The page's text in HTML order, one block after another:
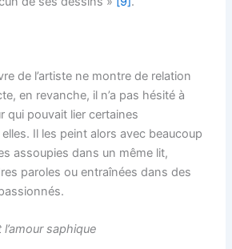
de l’artiste ne montre de relation
en revanche, il n’a pas hésité à
qui pouvait lier certaines
Il les peint alors avec beaucoup
assoupies dans un même lit,
paroles ou entraînées dans des
saphique